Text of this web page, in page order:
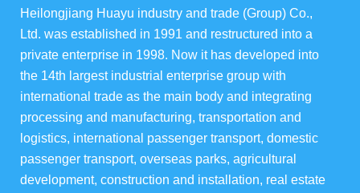
俄罗斯伊娃农场
华宇酒店宴会级
华宇楼盘
Heilongjiang Huayu industry and trade (Group) Co.,
Ltd. was established in 1991 and restructured into a
private enterprise in 1998. Now it has developed into
the 14th largest industrial enterprise group with
international trade as the main body and integrating
processing and manufacturing, transportation and
logistics, international passenger transport, domestic
passenger transport, overseas parks, agricultural
development, construction and installation, real estate